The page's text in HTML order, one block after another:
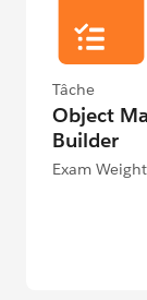
Tâche
Object
Builder
Exam